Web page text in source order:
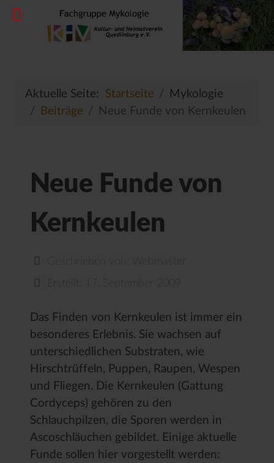
Aktuelle Seite: Startseite
Mykologie
Beiträge
Neue Funde von Kernkeulen
Neue Funde von
Kernkeulen
Geschrieben von:
Webmaster
Das Finden von Kernkeulen ist immer ein
besonderes Erlebnis. Sie wachsen auf
unterschiedlichen Substraten, wie
Hirschtrüffeln, Puppen, Raupen, Wespen
und Fliegen. Die Kernkeulen (Gattung
Cordyceps) gehören zu den
Schlauchpilzen, die Sporen werden in
Ascoschläuchen gebildet. Einige aktuelle
Funde sollen hier vorgestellt werden: